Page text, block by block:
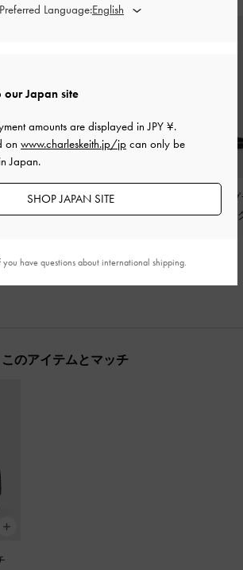
-
Jyll ジル レザースカル
プチュアヒールアンク
¥ 16,730
Robbie ロビー
トフォームロン
¥ 12,530
このアイテムとマッチ
our Japan site
amounts are displayed inJPY ¥.
on www.charleskeith.jp/jp can only be
Japan.
SHOP JAPAN SITE
Preferred Language:
you have questions about international shipping.